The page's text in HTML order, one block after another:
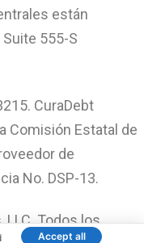
están
555-S
CuraDebt
Comisión Estatal de
de
No. DSP-13.
Todos los
Accept all